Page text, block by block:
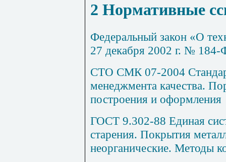
2 Нормативные
Федеральный закон «О
27 декабря 2002 г. № 184-
СТО СМК 07-2004
менеджмента качества.
построения и оформления
ГОСТ 9.302-88 Единая
старения. Покрытия
неорганические. Методы